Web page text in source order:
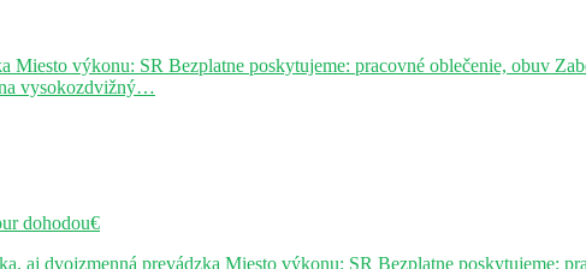
Miesto výkonu: SR Bezplatne poskytujeme: pracovné oblečenie, obuv
vysokozdvižný…
dohodou€
aj dvojzmenná prevádzka Miesto výkonu: SR Bezplatne poskytujeme: